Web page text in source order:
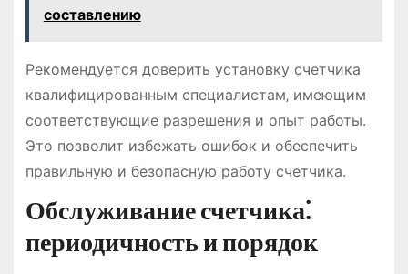
составлению
Рекомендуется доверить установку счетчика
квалифицированным специалистам‚ имеющим
соответствующие разрешения и опыт работы.
Это позволит избежать ошибок и обеспечить
правильную и безопасную работу счетчика.
Обслуживание счетчика⁚
периодичность и порядок